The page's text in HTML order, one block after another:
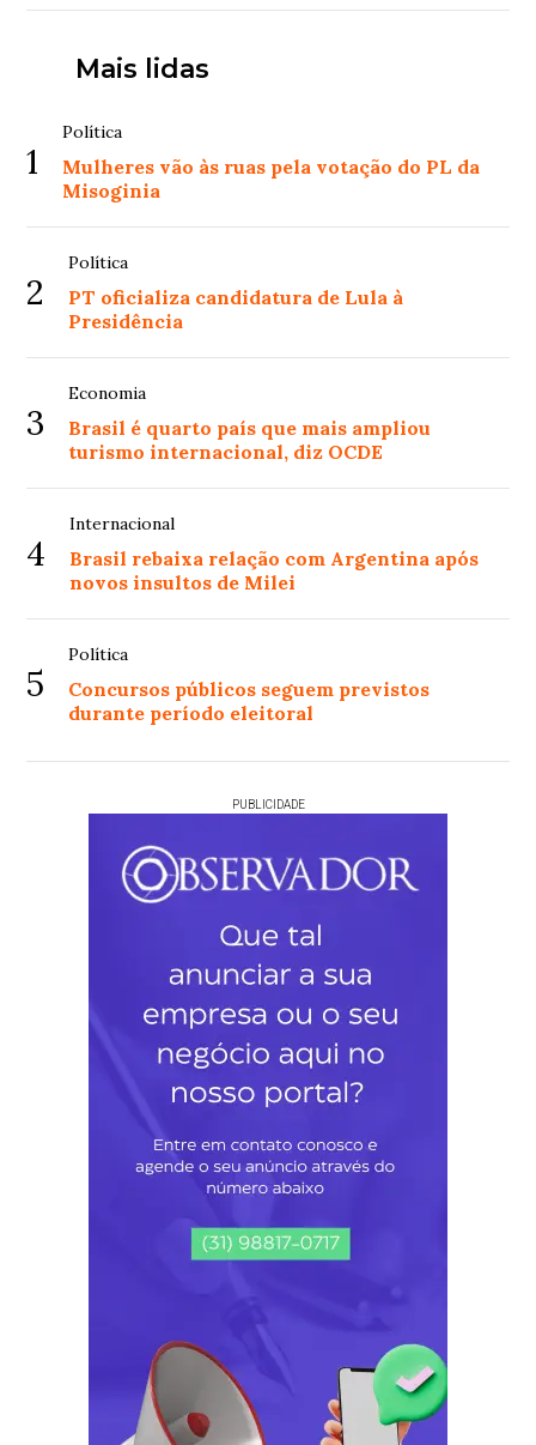
Mais lidas
1
Política
Mulheres vão às ruas pela votação do PL da
Misoginia
2
Política
PT oficializa candidatura de Lula à
Presidência
3
Economia
Brasil é quarto país que mais ampliou
turismo internacional, diz OCDE
4
Internacional
Brasil rebaixa relação com Argentina após
novos insultos de Milei
5
Política
Concursos públicos seguem previstos
durante período eleitoral
PUBLICIDADE